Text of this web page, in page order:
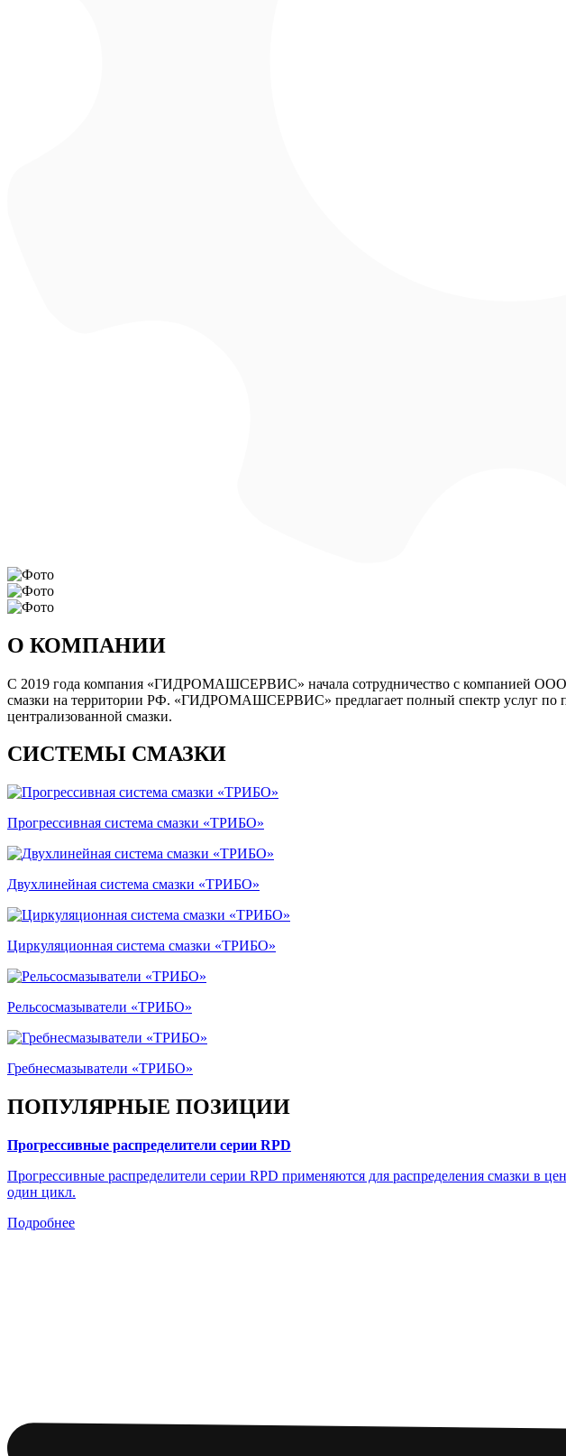
О КОМПАНИИ
С 2019 года компания «ГИДРОМАШСЕРВИС» начала сотрудничество с компанией ООО
смазки на территории РФ. «ГИДРОМАШСЕРВИС» предлагает полный спектр услуг по
централизованной смазки.
СИСТЕМЫ СМАЗКИ
Прогрессивная система смазки «ТРИБО»
Двухлинейная система смазки «ТРИБО»
Циркуляционная система смазки «ТРИБО»
Рельсосмазыватели «ТРИБО»
Гребнесмазыватели «ТРИБО»
ПОПУЛЯРНЫЕ ПОЗИЦИИ
Прогрессивные распределители серии RPD
Прогрессивные распределители серии RPD применяются для распределения смазки в
один цикл.
Подробнее